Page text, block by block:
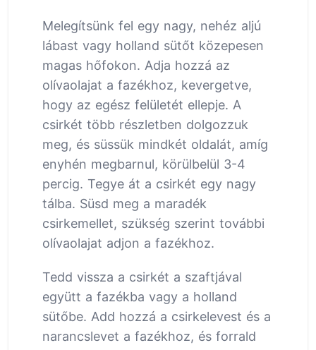
Melegítsünk fel egy nagy, nehéz aljú
lábast vagy holland sütőt közepesen
magas hőfokon. Adja hozzá az
olívaolajat a fazékhoz, kevergetve,
hogy az egész felületét ellepje. A
csirkét több részletben dolgozzuk
meg, és süssük mindkét oldalát, amíg
enyhén megbarnul, körülbelül 3-4
percig. Tegye át a csirkét egy nagy
tálba. Süsd meg a maradék
csirkemellet, szükség szerint további
olívaolajat adjon a fazékhoz.
Tedd vissza a csirkét a szaftjával
együtt a fazékba vagy a holland
sütőbe. Add hozzá a csirkelevest és a
narancslevet a fazékhoz, és forrald